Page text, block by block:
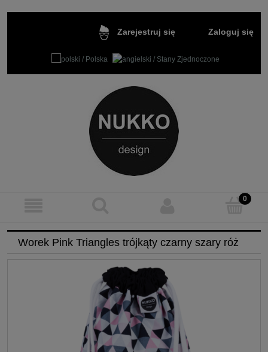
Zarejestruj się Zaloguj się
Worek Pink Triangles trójkąty czarny szary róż